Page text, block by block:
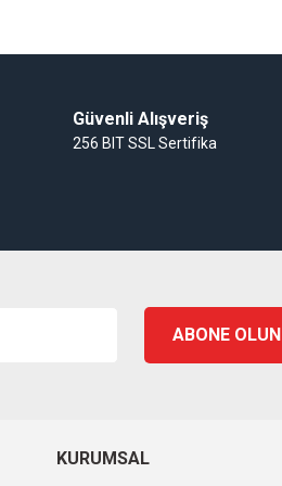
Güvenli Alışveriş
256 BIT SSL Sertifika
ABONE OLUN
KURUMSAL